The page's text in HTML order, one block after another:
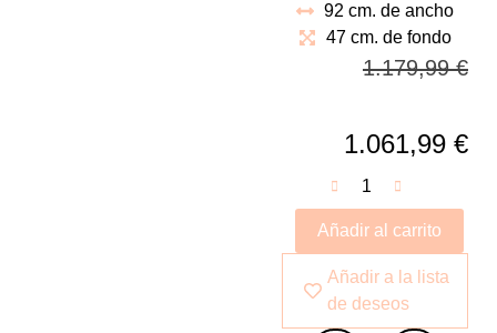
definirá el resto de
nuestro mobiliario o
como complemento de
92 cm. de ancho
47 cm. de fondo
1.179,99€
1.061,99 €
Añadir al carrito
Añadir a la lista
de deseos